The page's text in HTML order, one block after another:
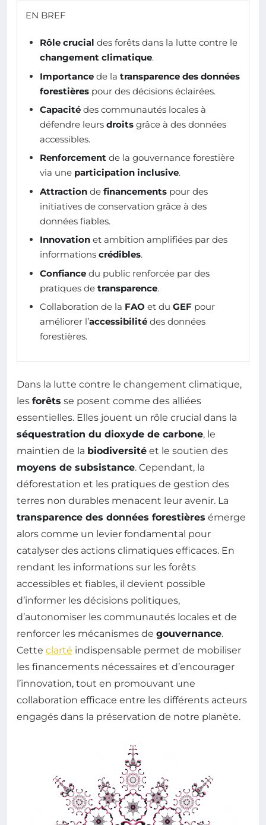
EN BREF
Rôle crucial des forêts dans la lutte contre le
changement climatique.
Importance de la transparence des données
forestières pour des décisions éclairées.
Capacité des communautés locales à
défendre leurs droits grâce à des données
accessibles.
Renforcement de la gouvernance forestière
via une participation inclusive.
Attraction de financements pour des
initiatives de conservation grâce à des
données fiables.
Innovation et ambition amplifiées par des
informations crédibles.
Confiance du public renforcée par des
pratiques de transparence.
Collaboration de la FAO et du GEF pour
améliorer l’accessibilité des données
forestières.
Dans la lutte contre le changement climatique,
les forêts se posent comme des alliées
essentielles. Elles jouent un rôle crucial dans la
séquestration du dioxyde de carbone, le
maintien de la biodiversité et le soutien des
moyens de subsistance. Cependant, la
déforestation et les pratiques de gestion des
terres non durables menacent leur avenir. La
transparence des données forestières émerge
alors comme un levier fondamental pour
catalyser des actions climatiques efficaces. En
rendant les informations sur les forêts
accessibles et fiables, il devient possible
d’informer les décisions politiques,
d’autonomiser les communautés locales et de
renforcer les mécanismes de gouvernance.
Cette clarté indispensable permet de mobiliser
les financements nécessaires et d’encourager
l’innovation, tout en promouvant une
collaboration efficace entre les différents acteurs
engagés dans la préservation de notre planète.